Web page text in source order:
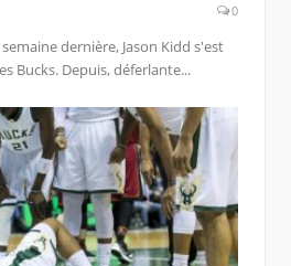
0
dernière, Jason Kidd s'est
Bucks. Depuis, déferlante...